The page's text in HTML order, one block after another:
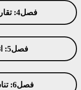
فصل4: تقارن و مختصات
فصل5: اندازه گیری
فصل6: تناسب و درصد